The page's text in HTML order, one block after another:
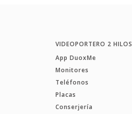
VIDEOPORTERO 2 HILOS
App DuoxMe
Monitores
Teléfonos
Placas
Conserjería